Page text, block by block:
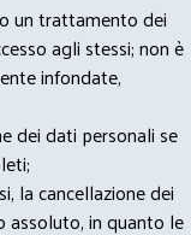
un trattamento dei
agli stessi; non è
infondate,
dei dati personali se
la cancellazione dei
in quanto le